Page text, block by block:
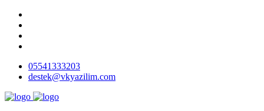
05541333203
destek@vkyazilim.com